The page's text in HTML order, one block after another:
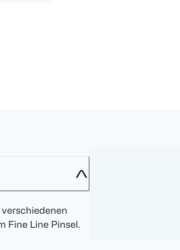
Fine Line Pinsel.